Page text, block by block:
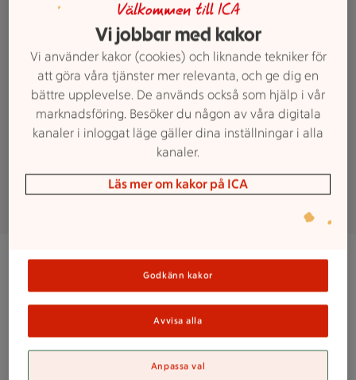
med oss. Vi finns här för att göra
din vecka lite enklare och mycket
godare.
Välkommen till ICA
Vi jobbar med kakor
Vi använder kakor (cookies) och liknande tekniker för
att göra våra tjänster mer relevanta, och ge dig en
bättre upplevelse. De används också som hjälp i vår
marknadsföring. Besöker du någon av våra digitala
kanaler i inloggat läge gäller dina inställningar i alla
kanaler.
Läs mer om kakor på ICA
Godkänn kakor
Avvisa alla
Anpassa val